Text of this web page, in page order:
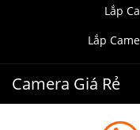
Lắp
Lắp
Camera Giá Rẻ